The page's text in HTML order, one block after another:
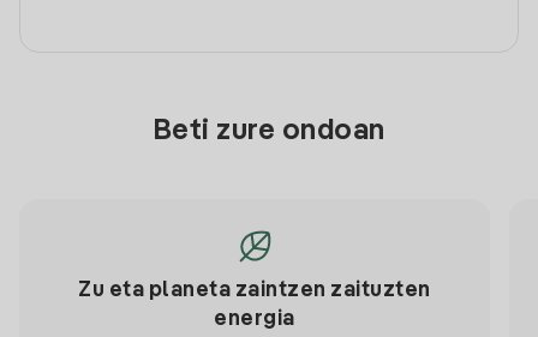
Beti zure ondoan
Zu eta planeta zaintzen zaituzten
energia